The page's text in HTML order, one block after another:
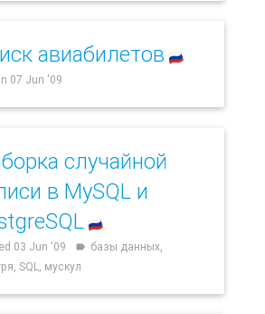
авиабилетов 🇷🇺
07 Jun '09
случайной
в MySQL и
🇷🇺
03 Jun '09 label базы данных,
SQL, мускул